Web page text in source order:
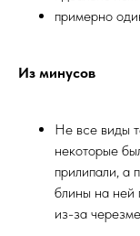
примерно
Из минусов
Не все виды
некоторые
прилипали, а
блины на ней
из-за